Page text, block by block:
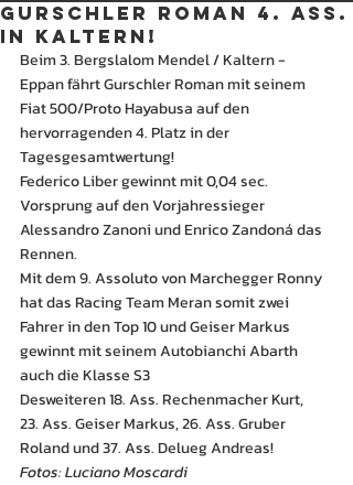
Gurschler Roman 4. Ass.
in Kaltern!
Beim 3. Bergslalom Mendel / Kaltern -
Eppan fährt Gurschler Roman mit seinem
Fiat 500/Proto Hayabusa auf den
hervorragenden 4. Platz in der
Tagesgesamtwertung!
Federico Liber gewinnt mit 0,04 sec.
Vorsprung auf den Vorjahressieger
Alessandro Zanoni und Enrico Zandoná das
Rennen.
Mit dem 9. Assoluto von Marchegger Ronny
hat das Racing Team Meran somit zwei
Fahrer in den Top 10 und Geiser Markus
gewinnt mit seinem Autobianchi Abarth
auch die Klasse S3
Desweiteren 18. Ass. Rechenmacher Kurt,
23. Ass. Geiser Markus, 26. Ass. Gruber
Roland und 37. Ass. Delueg Andreas!
Fotos: Luciano Moscardi